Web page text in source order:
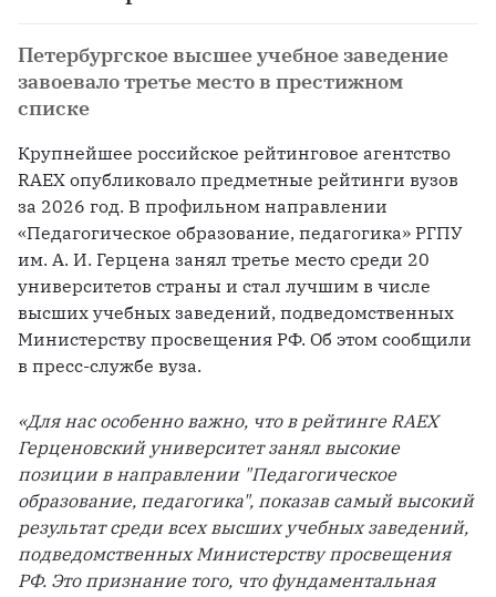
Петербургское высшее учебное заведение
завоевало третье место в престижном
списке
Крупнейшее российское рейтинговое агентство
RAEX опубликовало предметные рейтинги вузов
за 2026 год. В профильном направлении
«Педагогическое образование, педагогика» РГПУ
им. А. И. Герцена занял третье место среди 20
университетов страны и стал лучшим в числе
высших учебных заведений, подведомственных
Министерству просвещения РФ. Об этом сообщили
в пресс-службе вуза.
«Для нас особенно важно, что в рейтинге RAEX
Герценовский университет занял высокие
позиции в направлении "Педагогическое
образование, педагогика", показав самый высокий
результат среди всех высших учебных заведений,
подведомственных Министерству просвещения
РФ. Это признание того, что фундаментальная